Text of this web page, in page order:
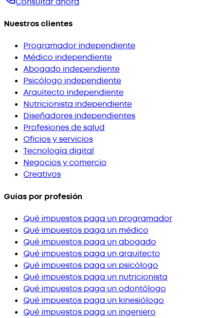
Nuestros clientes
Programador independiente
Médico independiente
Abogado independiente
Psicólogo independiente
Arquitecto independiente
Nutricionista independiente
Diseñadores independientes
Profesiones de salud
Oficios y servicios
Tecnología digital
Negocios y comercio
Creativos
Guías por profesión
Qué impuestos paga un programador
Qué impuestos paga un médico
Qué impuestos paga un abogado
Qué impuestos paga un arquitecto
Qué impuestos paga un psicólogo
Qué impuestos paga un nutricionista
Qué impuestos paga un odontólogo
Qué impuestos paga un kinesiólogo
Qué impuestos paga un ingeniero